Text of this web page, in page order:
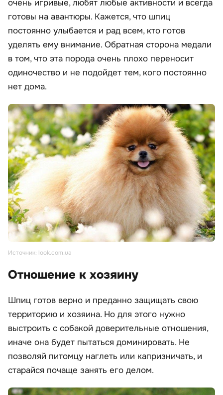
очень игривые, любят любые активности и всегда
готовы на авантюры. Кажется, что шпиц
постоянно улыбается и рад всем, кто готов
уделять ему внимание. Обратная сторона медали
в том, что эта порода очень плохо переносит
одиночество и не подойдет тем, кого постоянно
нет дома.
Источник: look.com.ua
Отношение к хозяину
Шпиц готов верно и преданно защищать свою
территорию и хозяина. Но для этого нужно
выстроить с собакой доверительные отношения,
иначе она будет пытаться доминировать. Не
позволяй питомцу наглеть или капризничать, и
старайся почаще занять его делом.